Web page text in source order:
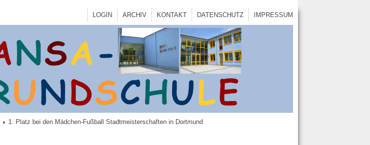
IMPRESSUM
DATENSCHUTZ
KONTAKT
ARCHIV
LOGIN
1. Platz bei den Mädchen-Fußball Stadtmeisterschaften in Dortmund